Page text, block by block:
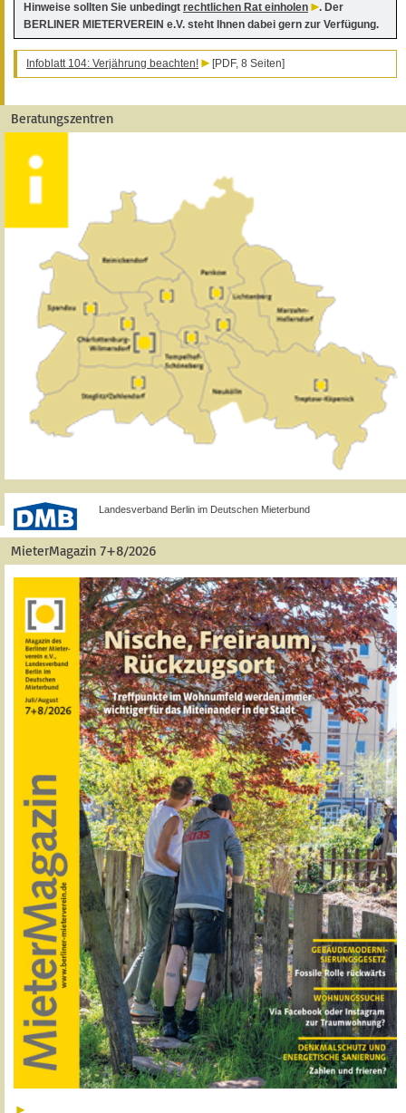
Hinweise sollten Sie unbedingt rechtlichen Rat einholen
. Der
BERLINER MIETERVEREIN e.V. steht Ihnen dabei gern zur Verfügung.
Infoblatt 104: Verjährung beachten! [PDF, 8 Seiten]
Beratungszentren
Landesverband Berlin im Deutschen Mieterbund
MieterMagazin 7+8/2026